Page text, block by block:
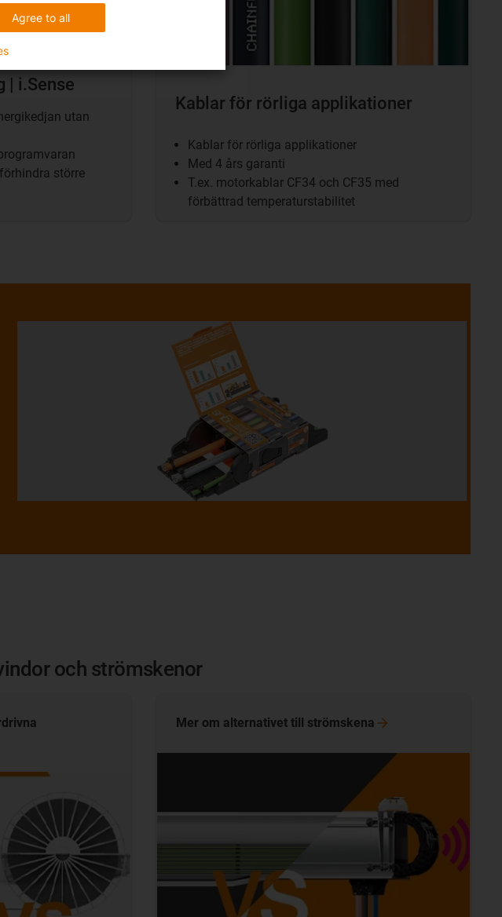
| i.Sense
utan
större
Kablar för rörliga applikationer
Kablar för rörliga applikationer
Med 4 års garanti
T.ex. motorkablar CF34 och CF35 med
förbättrad temperaturstabilitet
och strömskenor
Mer om alternativet till strömskena
Agree to all